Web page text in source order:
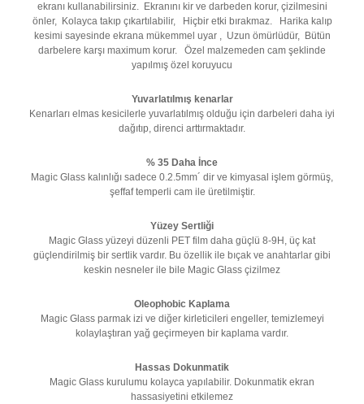
ekranı kullanabilirsiniz. Ekranını kir ve darbeden korur, çizilmesini
önler, Kolayca takıp çıkartılabilir, Hiçbir etki bırakmaz. Harika kalıp
kesimi sayesinde ekrana mükemmel uyar , Uzun ömürlüdür, Bütün
darbelere karşı maximum korur. Özel malzemeden cam şeklinde
yapılmış özel koruyucu
Yuvarlatılmış kenarlar
Kenarları elmas kesicilerle yuvarlatılmış olduğu için darbeleri daha iyi
dağıtıp, direnci arttırmaktadır.
% 35 Daha İnce
Magic Glass kalınlığı sadece 0.2.5mm´ dir ve kimyasal işlem görmüş,
şeffaf temperli cam ile üretilmiştir.
Yüzey Sertliği
Magic Glass yüzeyi düzenli PET film daha güçlü 8-9H, üç kat
güçlendirilmiş bir sertlik vardır. Bu özellik ile bıçak ve anahtarlar gibi
keskin nesneler ile bile Magic Glass çizilmez
Oleophobic Kaplama
Magic Glass parmak izi ve diğer kirleticileri engeller, temizlemeyi
kolaylaştıran yağ geçirmeyen bir kaplama vardır.
Hassas Dokunmatik
Magic Glass kurulumu kolayca yapılabilir. Dokunmatik ekran
hassasiyetini etkilemez